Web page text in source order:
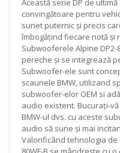
convingătoare pentru
sunet puternic și precis
îmbogățind fiecare notă și
Subwooferele Alpine DP2-
pereche și se integrează
Subwoofer-ele sunt
scaunele BMW, utilizand
subwoofer-elor OEM si
audio existent. Bucurați-
BMW-ul dvs. cu aceste
audio să sune și mai
Valorificând tehnologia de